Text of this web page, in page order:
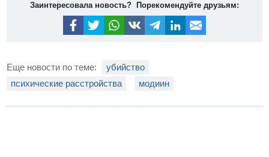
Заинтересовала новость? Порекомендуйте друзьям:
Еще новости по теме:
убийство
психические расстройства
модиин